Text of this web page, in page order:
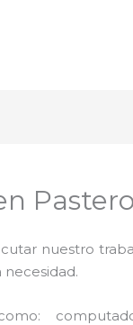
nuestro
necesidad.